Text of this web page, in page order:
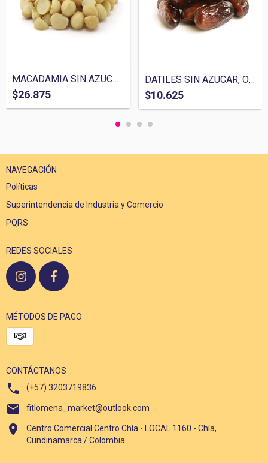
MACADAMIA SIN AZUCAR, ORGANICOS, 100% NA...
$26.875
DATILES SIN AZUCAR, ORGANICOS, 100% NATU...
$10.625
NAVEGACIÓN
Políticas
Superintendencia de Industria y Comercio
PQRS
REDES SOCIALES
MÉTODOS DE PAGO
CONTÁCTANOS
(+57) 3203719836
fitlomena_market@outlook.com
Centro Comercial Centro Chía - LOCAL 1160 - Chía,
Cundinamarca / Colombia